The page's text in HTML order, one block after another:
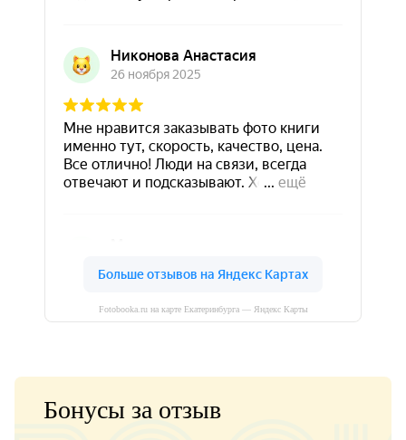
Fotobooka.ru на карте Екатеринбурга — Яндекс Карты
Бонусы за отзыв